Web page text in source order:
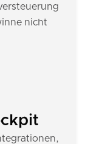
nicht